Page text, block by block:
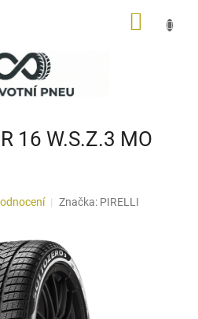
16 W.S.Z.3 MO
Značka: PIRELLI